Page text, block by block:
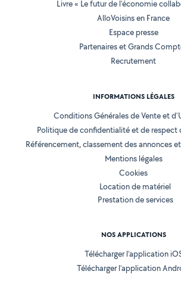
Livre « Le futur de l'économie
AlloVoisins en France
Espace presse
Partenaires et Grands
Recrutement
INFORMATIONS LÉGALES
Conditions Générales de Vente et
Politique de confidentialité et de respect
Référencement, classement des annonces
Mentions légales
Cookies
Location de matériel
Prestation de services
NOS APPLICATIONS
Télécharger l’application
Télécharger l’application